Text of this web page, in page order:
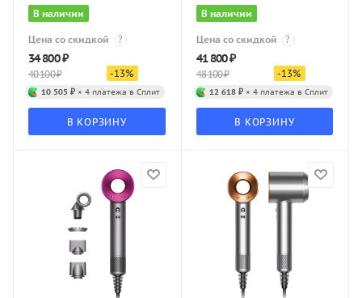
В наличии
Цена со скидкой ?
34 800₽
40 100₽ -13%
10 505 ₽ × 4 платежа в Сплит
В КОРЗИНУ
В наличии
Цена со скидкой ?
41 800₽
48 100₽ -13%
12 618 ₽× 4 платежа в Сплит
В КОРЗИНУ